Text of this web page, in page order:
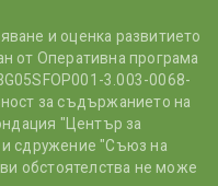
и оценка развитието
от Оперативна програма
3.003-0068-
за съдържанието на
"Център за
сдружение "Съюз на
обстоятелства не може